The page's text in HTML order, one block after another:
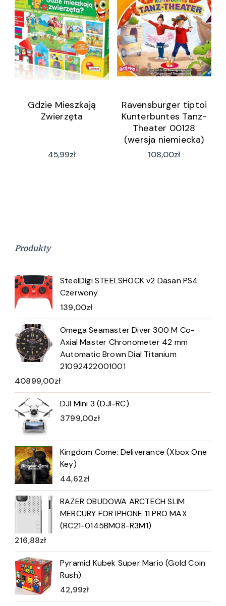
Gdzie Mieszkają
Zwierzęta
45,99zł
Ravensburger tiptoi
Kunterbuntes Tanz-
Theater 00128
(wersja niemiecka)
108,00zł
Produkty
SteelDigi STEELSHOCK v2 Dasan PS4
Czerwony
139,00zł
Omega Seamaster Diver 300 M Co-
Axial Master Chronometer 42 mm
Automatic Brown Dial Titanium
21092422001001
40899,00zł
DJI Mini 3 (DJI-RC)
3799,00zł
Kingdom Come: Deliverance (Xbox One
Key)
44,62zł
RAZER OBUDOWA ARCTECH SLIM
MERCURY FOR IPHONE 11 PRO MAX
(RC21-0145BM08-R3M1)
216,88zł
Pyramid Kubek Super Mario (Gold Coin
Rush)
42,99zł